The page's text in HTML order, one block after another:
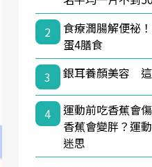
2
食療潤腸解便祕
蛋4膳食
3
銀耳養顏美容 這
4
運動前吃香蕉會
香蕉會變胖？運
迷思